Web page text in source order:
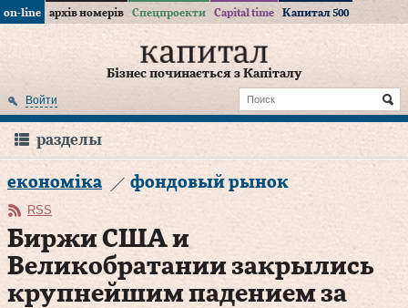
on-line архів номерів Спецпроекти Capital time Капитал 500
Бізнес починається з Капіталу
Войти
разделы
економіка фондовый рынок
RSS
Биржи США и
Великобратании закрылись
крупнейшим падением за